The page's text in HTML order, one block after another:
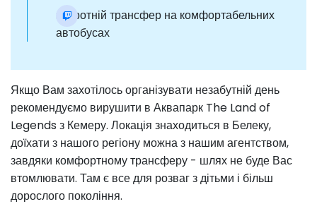
зворотній трансфер на комфортабельних
автобусах
Якщо Вам захотілось організувати незабутній день
рекомендуємо вирушити в Аквапарк The Land of
Legends з Кемеру. Локація знаходиться в Белеку,
доїхати з нашого регіону можна з нашим агентством,
завдяки комфортному трансферу - шлях не буде Вас
втомлювати. Там є все для розваг з дітьми і більш
дорослого покоління.